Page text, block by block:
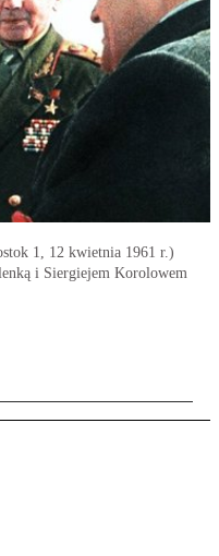
1, 12 kwietnia 1961 r.)
i Siergiejem Korolowem